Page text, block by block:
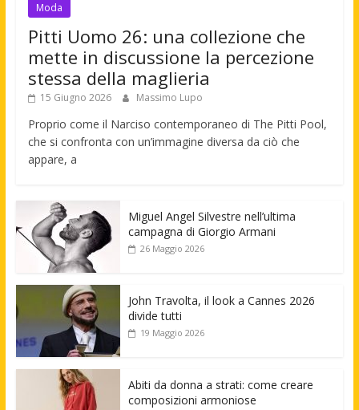
Moda
Pitti Uomo 26: una collezione che
mette in discussione la percezione
stessa della maglieria
15 Giugno 2026 Massimo Lupo
Proprio come il Narciso contemporaneo di The Pitti Pool,
che si confronta con un’immagine diversa da ciò che
appare, a
Miguel Angel Silvestre nell’ultima
campagna di Giorgio Armani
26 Maggio 2026
John Travolta, il look a Cannes 2026
divide tutti
19 Maggio 2026
Abiti da donna a strati: come creare
composizioni armoniose